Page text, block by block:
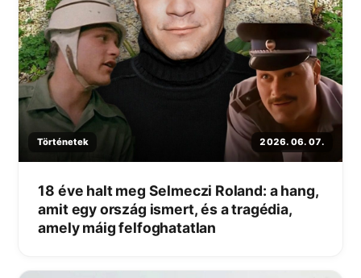
Történetek 2026. 06. 07.
18 éve halt meg Selmeczi Roland: a hang,
amit egy ország ismert, és a tragédia,
amely máig felfoghatatlan